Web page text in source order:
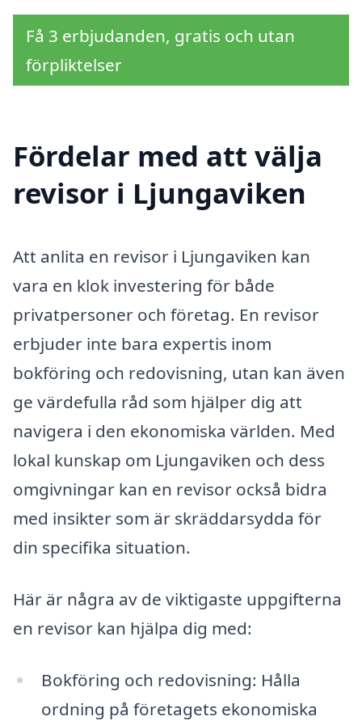
Få 3 erbjudanden, gratis och utan
förpliktelser
Fördelar med att välja
revisor i Ljungaviken
Att anlita en revisor i Ljungaviken kan
vara en klok investering för både
privatpersoner och företag. En revisor
erbjuder inte bara expertis inom
bokföring och redovisning, utan kan även
ge värdefulla råd som hjälper dig att
navigera i den ekonomiska världen. Med
lokal kunskap om Ljungaviken och dess
omgivningar kan en revisor också bidra
med insikter som är skräddarsydda för
din specifika situation.
Här är några av de viktigaste uppgifterna
en revisor kan hjälpa dig med:
Bokföring och redovisning: Hålla
ordning på företagets ekonomiska